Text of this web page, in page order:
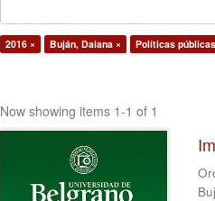
2016 × Buján, Daiana × Políticas
Now showing items 1-1 of 1